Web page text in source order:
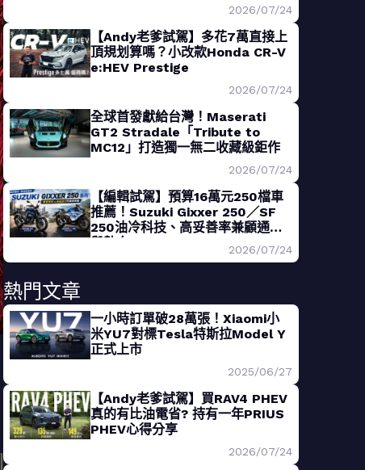
2026/07/24
【Andy老爹試駕】多花7萬直接上
頂規划算嗎？小改款Honda CR-V
e:HEV Prestige
2026/07/24
全球首發獻給台灣！Maserati
GT2 Stradale「Tribute to
MC12」打造獨一無二收藏級鉅作
2026/07/24
【編輯試駕】預算16萬元250檔車
推薦！Suzuki Gixxer 250／SF
250油冷科技、高妥善率兼顧通勤
與熱血
2026/07/24
熱門文章
一小時訂單破28萬張！Xiaomi小
米YU7對標Tesla特斯拉Model Y
正式上市
2025/06/27
【Andy老爹試駕】買RAV4 PHEV
真的有比油電省? 持有一年PRIUS
PHEV心得分享
2026/07/24